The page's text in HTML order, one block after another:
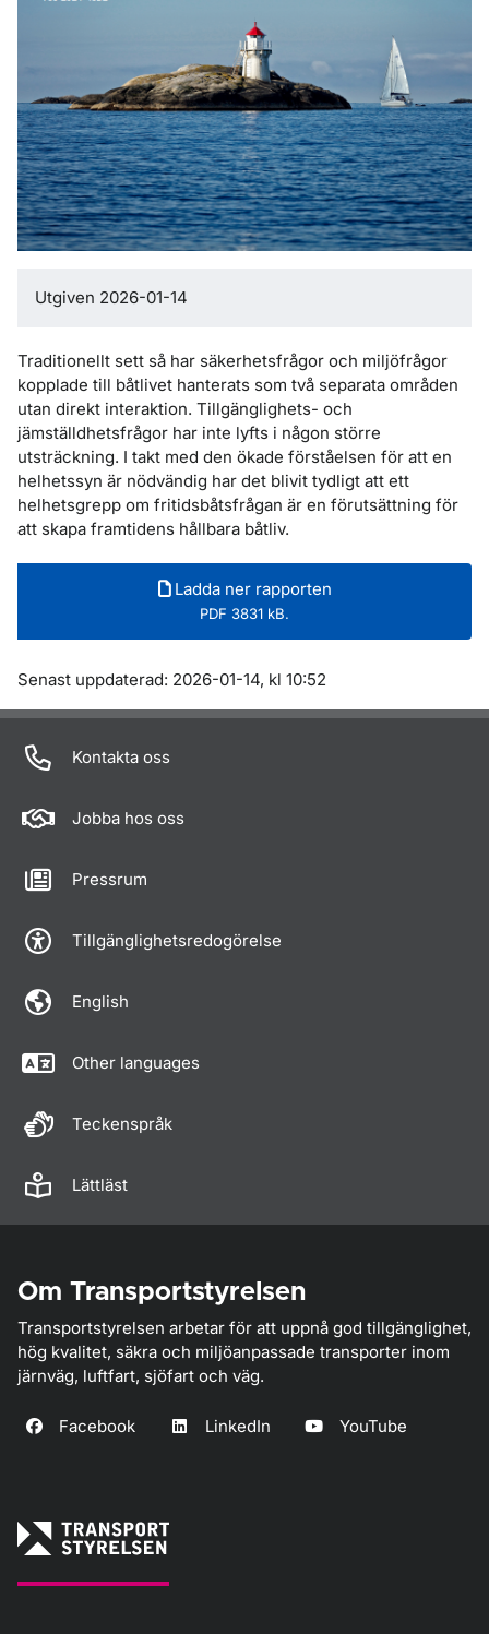
Utgiven 2026-01-14
Traditionellt sett så har säkerhetsfrågor och miljöfrågor
kopplade till båtlivet hanterats som två separata områden
utan direkt interaktion. Tillgänglighets- och
jämställdhetsfrågor har inte lyfts i någon större
utsträckning. I takt med den ökade förståelsen för att en
helhetssyn är nödvändig har det blivit tydligt att ett
helhetsgrepp om fritidsbåtsfrågan är en förutsättning för
att skapa framtidens hållbara båtliv.
Ladda ner rapporten
PDF 3831 kB.
Om sidan
Senast uppdaterad: 2026-01-14, kl 10:52
Kontakta oss
Jobba hos oss
Pressrum
Tillgänglighetsredogörelse
English
Other languages
Teckenspråk
Lättläst
Om Transportstyrelsen
Transportstyrelsen arbetar för att uppnå god tillgänglighet,
hög kvalitet, säkra och miljöanpassade transporter inom
järnväg, luftfart, sjöfart och väg.
Facebook LinkedIn YouTube